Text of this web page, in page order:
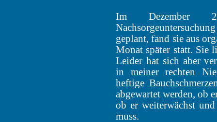
Im Dezember
geplant, fand sie aus
Monat später statt. Sie
Leider hat sich aber
in meiner rechten
heftige
abgewartet werden, ob
ob er weiterwächst
muss.